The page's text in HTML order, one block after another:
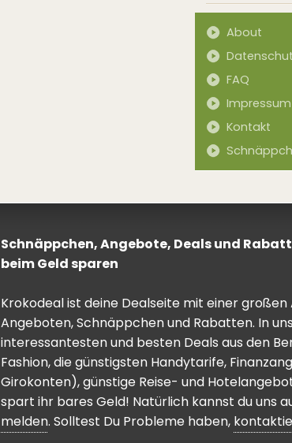
About
FAQ
Impressum
Kontakt
Schnäppchen, Angebote, Deals und
beim Geld sparen
Krokodeal ist deine Dealseite mit einer
Angeboten, Schnäppchen und Rabatten. In
interessantesten und besten Deals aus den
Fashion, die günstigsten Handytarife,
Girokonten), günstige Reise- und
spart ihr bares Geld! Natürlich kannst du uns
melden. Solltest Du Probleme haben,